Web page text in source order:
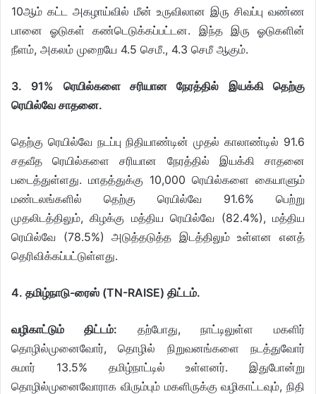
10ஆம் கட்ட அகழாய்வில் மீன் உருவிலான இரு சிவப்பு வண்ண
பானை ஓடுகள் கண்டெடுக்கப்பட்டன. இந்த இரு ஓடுகளின்
நீளம், அகலம் முறையே 4.5 செமீ., 4.3 செமீ ஆகும்.
3. 91% ரெயில்களை சரியான நேரத்தில் இயக்கி தெற்கு
ரெயில்வே சாதனை.
தெற்கு ரெயில்வே நடப்பு நிதியாண்டின் முதல் காலாண்டில் 91.6
சதவீத ரெயில்களை சரியான நேரத்தில் இயக்கி சாதனை
படைத்துள்ளது. மாதத்துக்கு 10,000 ரெயில்களை கையாளும்
மண்டலங்களில் தெற்கு ரெயில்வே 91.6% பெற்று
முதலிடத்திலும், கிழக்கு மத்திய ரெயில்வே (82.4%), மத்திய
ரெயில்வே (78.5%) அடுத்தடுத்த இடத்திலும் உள்ளன எனத்
தெரிவிக்கப்பட்டுள்ளது.
4. தமிழ்நாடு-ரைஸ் (TN-RAISE) திட்டம்.
வழிகாட்டும் திட்டம்: தற்போது, நாட்டிலுள்ள மகளிர்
தொழில்முனைவோர், தொழில் நிறுவனங்களை நடத்துவோர்
சுமார் 13.5% தமிழ்நாட்டில் உள்ளனர். இதுபோன்று
தொழில்முனைவோராக விரும்பும் மகளிருக்கு வழிகாட்டவும், நிதி